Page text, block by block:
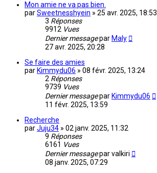
Mon amie ne va pas bien.
parSweetnesshyein » 25 avr. 2025, 18:53
3 Réponses
9912 Vues
Dernier messagepar Maly
27 avr. 2025, 20:28
Se faire des amies
par Kimmydu06 » 08 févr. 2025, 13:24
2 Réponses
9739 Vues
Dernier messagepar Kimmydu06
11 févr. 2025, 13:59
Recherche
parJuju34 » 02 janv. 2025, 11:32
9 Réponses
6161 Vues
Dernier messageparvalkiri
08 janv. 2025, 07:29